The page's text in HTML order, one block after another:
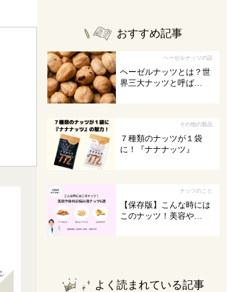
おすすめ記事
ヘーゼルナッツの話
ヘーゼルナッツとは？世
界三大ナッツと呼ば…
その他の製品
７種類のナッツが１袋
に！『ナナナッツ』
ナッツのこと
【保存版】こんな時には
このナッツ！美容や…
よく読まれている記事